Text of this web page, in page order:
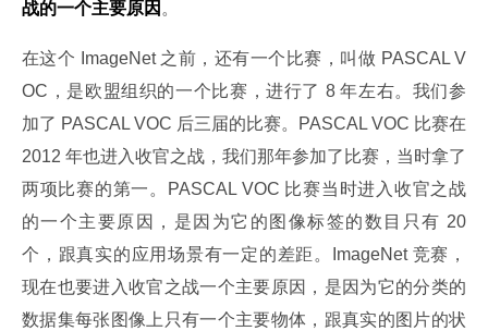
战的一个主要原因 。
在这个 ImageNet 之前，还有一个比赛，叫做 PASCAL V
OC，是欧盟组织的一个比赛，进行了 8 年左右。我们参
加了 PASCAL VOC 后三届的比赛。PASCAL VOC 比赛在
2012 年也进入收官之战，我们那年参加了比赛，当时拿了
两项比赛的第一。PASCAL VOC 比赛当时进入收官之战
的一个主要原因，是因为它的图像标签的数目只有 20
个，跟真实的应用场景有一定的差距。ImageNet 竞赛，
现在也要进入收官之战一个主要原因，是因为它的分类的
数据集每张图像上只有一个主要物体，跟真实的图片的状